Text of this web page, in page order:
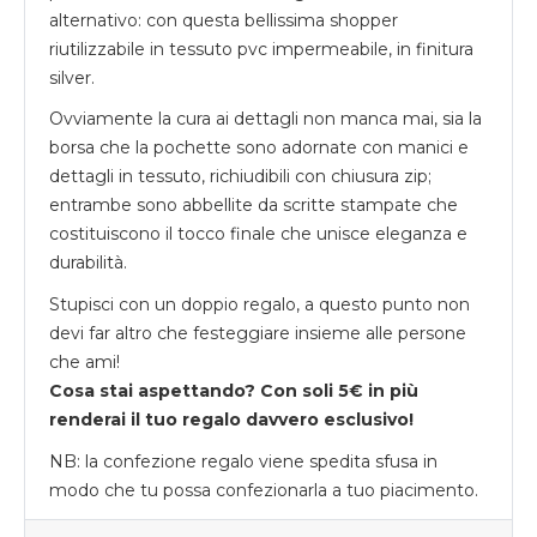
alternativo: con questa bellissima shopper
riutilizzabile in tessuto pvc impermeabile, in finitura
silver.
Ovviamente la cura ai dettagli non manca mai, sia la
borsa che la pochette sono adornate con manici e
dettagli in tessuto, richiudibili con chiusura zip;
entrambe sono abbellite da scritte stampate che
costituiscono il tocco finale che unisce eleganza e
durabilità.
Stupisci con un doppio regalo, a questo punto non
devi far altro che festeggiare insieme alle persone
che ami!
Cosa stai aspettando? Con soli 5€ in più
renderai il tuo regalo davvero esclusivo!
NB: la confezione regalo viene spedita sfusa in
modo che tu possa confezionarla a tuo piacimento.